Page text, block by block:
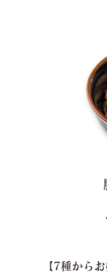
【7種から